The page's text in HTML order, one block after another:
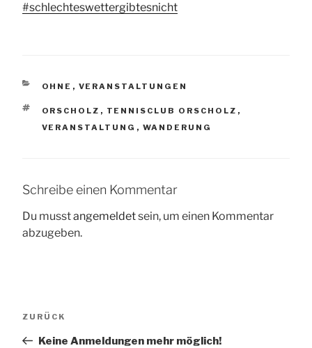
#schlechteswettergibtesnicht
KATEGORIEN
OHNE , VERANSTALTUNGEN
SCHLAGWÖRTER
ORSCHOLZ , TENNISCLUB ORSCHOLZ ,
VERANSTALTUNG , WANDERUNG
Schreibe einen Kommentar
Du musstangemeldetsein, um einen Kommentar
abzugeben.
Vorheriger
ZURÜCK
Keine Anmeldungen mehr möglich!